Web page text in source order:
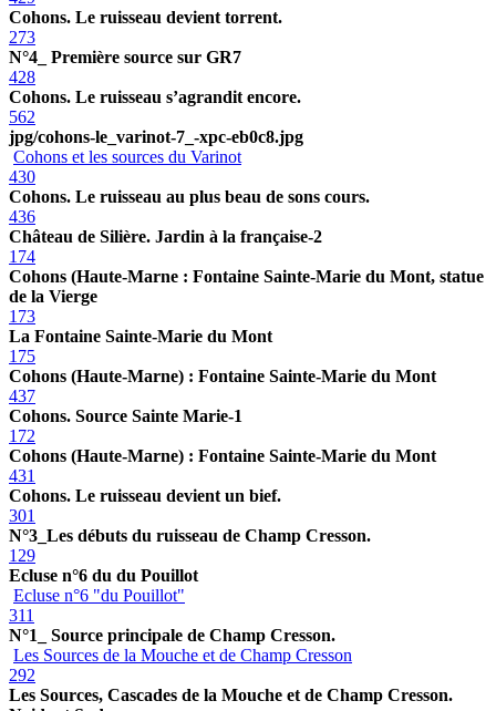
Cohons. Le ruisseau devient torrent.
273
N°4_ Première source sur GR7
428
Cohons. Le ruisseau s’agrandit encore.
562
jpg/cohons-le_varinot-7_-xpc-eb0c8.jpg
Cohons et les sources du Varinot
430
Cohons. Le ruisseau au plus beau de sons cours.
436
Château de Silière. Jardin à la française-2
174
Cohons (Haute-Marne : Fontaine Sainte-Marie du Mont, statue
de la Vierge
173
La Fontaine Sainte-Marie du Mont
175
Cohons (Haute-Marne) : Fontaine Sainte-Marie du Mont
437
Cohons. Source Sainte Marie-1
172
Cohons (Haute-Marne) : Fontaine Sainte-Marie du Mont
431
Cohons. Le ruisseau devient un bief.
301
N°3_Les débuts du ruisseau de Champ Cresson.
129
Ecluse n°6 du du Pouillot
Ecluse n°6 "du Pouillot"
311
N°1_ Source principale de Champ Cresson.
Les Sources de la Mouche et de Champ Cresson
292
Les Sources, Cascades de la Mouche et de Champ Cresson.